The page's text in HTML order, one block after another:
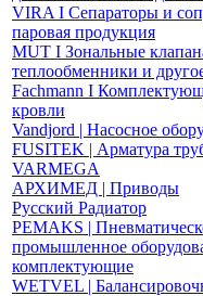
VIRA І Сепараторы и
паровая продукция
MUT І Зональные
теплообменники и
Fachmann І
кровли
Vandjord | Насосное
FUSITEK | Арматура
VARMEGA
АРХИМЕД | Приводы
Русский Радиатор
PEMAKS |
промышленное
комплектующие
WETVEL |